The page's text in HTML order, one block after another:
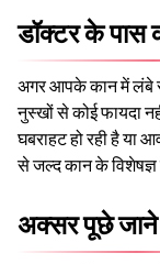
डॉक्टर के पास
अगर आपके कान में लंबे
नुस्खों से कोई फायदा
घबराहट हो रही है या
से जल्द कान के विशेषज्ञ
अक्सर पूछे जाने